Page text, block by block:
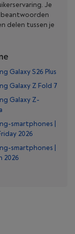
Je
beantwoorden
delen tussen je
Galaxy S26 Plus
Galaxy Z Fold 7
Galaxy Z-
smartphones |
2026
smartphones |
2026